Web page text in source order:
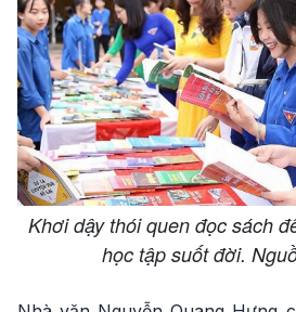
Khơi dậy thói quen đọc sách
học tập suốt đời.